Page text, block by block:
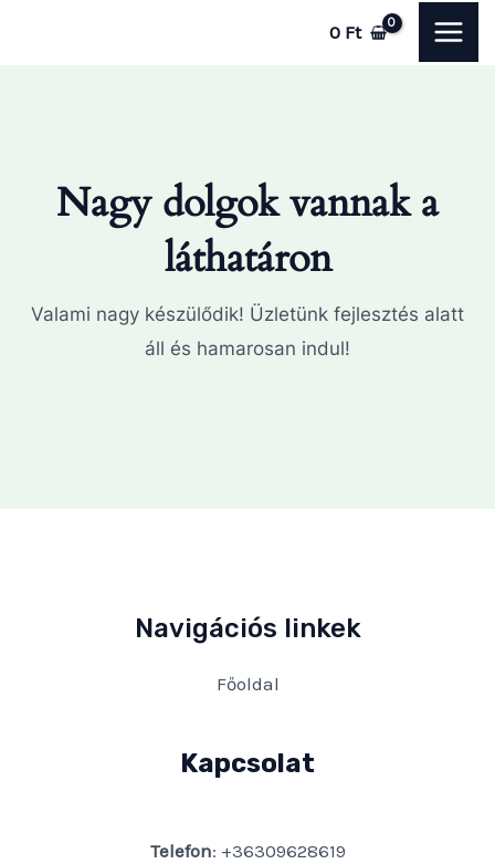
0 Ft
Nagy dolgok vannak a
láthatáron
Valami nagy készülődik! Üzletünk fejlesztés alatt
áll és hamarosan indul!
Navigációs linkek
Főoldal
Kapcsolat
Telefon: +36309628619